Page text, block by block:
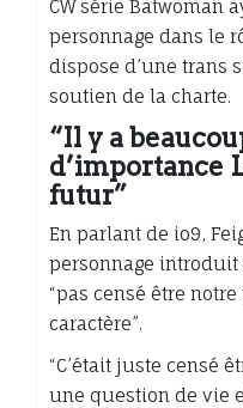
CW série Batwoman
personnage dans le
dispose d’une trans
soutien de la charte.
“Il y a
d’importance
futur”
En parlant de io9,
personnage
“pas censé être
caractère”.
“C’était juste censé
une question de vie